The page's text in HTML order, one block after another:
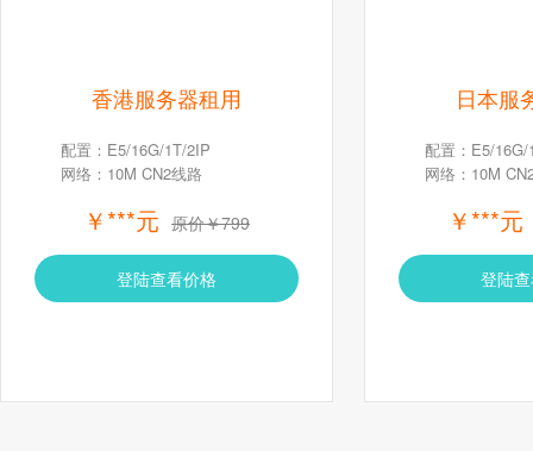
香港服务器租用
配置：E5/16G/1T/2IP
网络：10M CN2线路
￥***元 原价￥799
登陆查看价格
日本服
配置：E5/
网络：10M
￥***元
登陆